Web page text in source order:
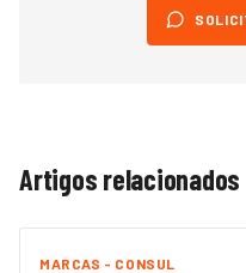
Artigos relacionados
MARCAS - CONSUL